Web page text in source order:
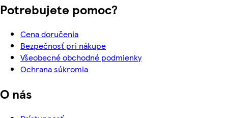
Potrebujete pomoc?
Cena doručenia
Bezpečnosť pri nákupe
Všeobecné obchodné podmienky
Ochrana súkromia
O nás